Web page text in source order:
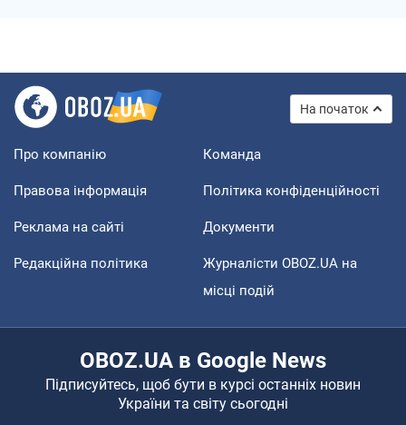
На початок
Про компанію Команда
Правова інформація Політика конфіденційності
Реклама на сайті Документи
Редакційна політика
Журналісти OBOZ.UA на
місці подій
OBOZ.UA в Google News
Підписуйтесь, щоб бути в курсі останніх новин
України та світу сьогодні